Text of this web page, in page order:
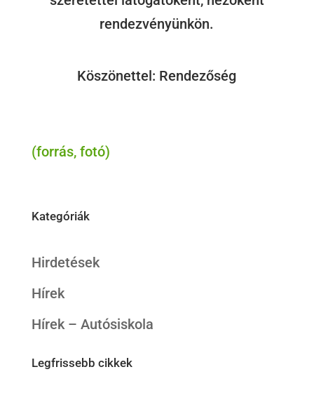
rendezvényünkön.
Köszönettel: Rendezőség
(forrás, fotó)
Kategóriák
Hirdetések
Hírek
Hírek – Autósiskola
Legfrissebb cikkek